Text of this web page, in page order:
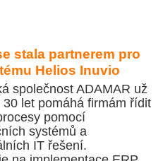
stala partnerem pro
Helios Inuvio
společnost ADAMAR už
let pomáhá firmám řídit
pomocí
systémů a
IT řešení.